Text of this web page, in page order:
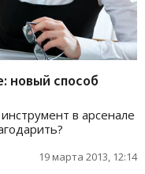
новый способ
в арсенале
19 марта 2013, 12:14